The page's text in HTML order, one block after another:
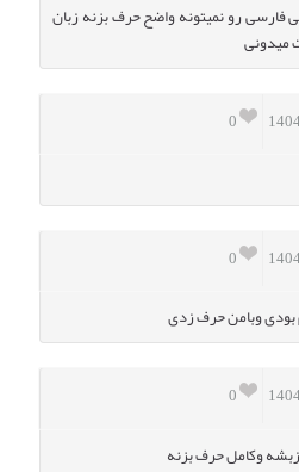
رو نمیتونه واضح حرف بزنه زبان
میدونی
0
0
بودی وبامن حرف زدی
0
وکامل حرف بزنه